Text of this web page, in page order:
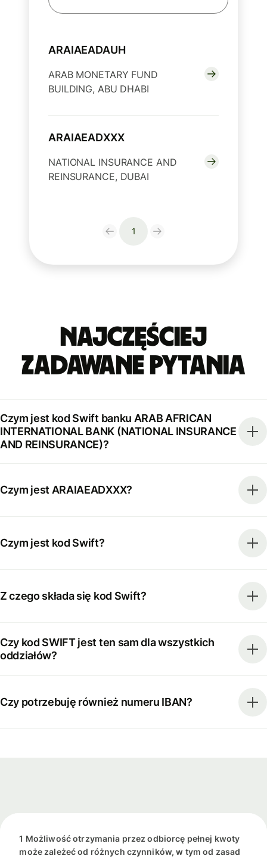
ARAIAEADAUH
ARAB MONETARY FUND
BUILDING, ABU DHABI
ARAIAEADXXX
NATIONAL INSURANCE AND
REINSURANCE, DUBAI
1
Najczęściej
zadawane pytania
Czym jest kod Swift banku ARAB AFRICAN
INTERNATIONAL BANK (NATIONAL INSURANCE
AND REINSURANCE)?
Czym jest ARAIAEADXXX?
Czym jest kod Swift?
Z czego składa się kod Swift?
Czy kod SWIFT jest ten sam dla wszystkich
oddziałów?
Czy potrzebuję również numeru IBAN?
1 Możliwość otrzymania przez odbiorcę pełnej kwoty
może zależeć od różnych czynników, w tym od zasad